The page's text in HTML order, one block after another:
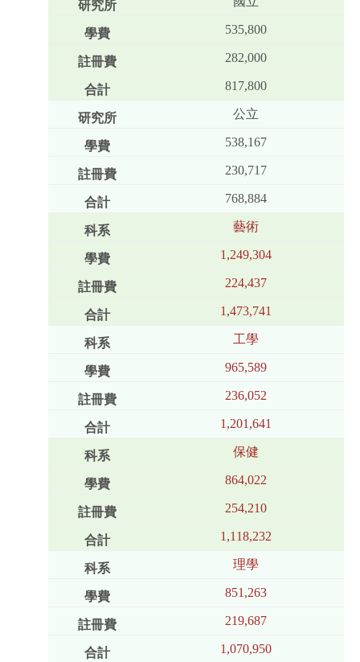
535,800
282,000
817,800
公立
538,167
230,717
768,884
藝術
1,249,304
224,437
1,473,741
工學
965,589
236,052
1,201,641
保健
864,022
254,210
1,118,232
理學
851,263
219,687
1,070,950